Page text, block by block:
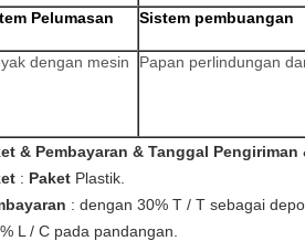
Pelumasan Sistem pembuangan
dengan mesin Papan perlindungan
& Pembayaran & Tanggal Pengiriman
: Paket Plastik.
: dengan 30% T / T sebagai
L / C pada pandangan.